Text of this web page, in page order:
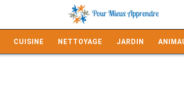
CUISINE NETTOYAGE JARDIN